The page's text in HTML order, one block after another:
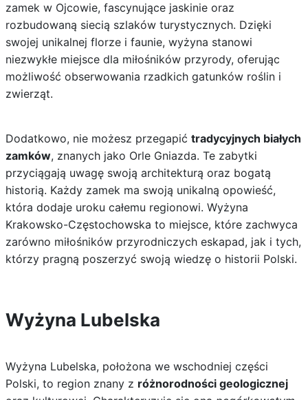
zamek w Ojcowie, fascynujące jaskinie oraz
rozbudowaną siecią szlaków turystycznych. Dzięki
swojej unikalnej florze i faunie, wyżyna stanowi
niezwykłe miejsce dla miłośników przyrody, oferując
możliwość obserwowania rzadkich gatunków roślin i
zwierząt.
Dodatkowo, nie możesz przegapić tradycyjnych białych
zamków, znanych jako Orle Gniazda. Te zabytki
przyciągają uwagę swoją architekturą oraz bogatą
historią. Każdy zamek ma swoją unikalną opowieść,
która dodaje uroku całemu regionowi. Wyżyna
Krakowsko-Częstochowska to miejsce, które zachwyca
zarówno miłośników przyrodniczych eskapad, jak i tych,
którzy pragną poszerzyć swoją wiedzę o historii Polski.
Wyżyna Lubelska
Wyżyna Lubelska, położona we wschodniej części
Polski, to region znany z różnorodności geologicznej